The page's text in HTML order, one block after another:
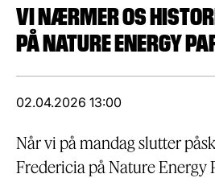
VI NÆRMER OS
PÅ NATURE ENERGY
02.04.2026 13:00
Når vi på mandag slutter
Fredericia på Nature Energy